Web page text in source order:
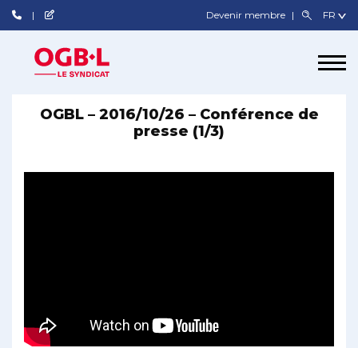
Devenir membre
OGBL – 2016/10/26 – Conférence de
presse (1/3)